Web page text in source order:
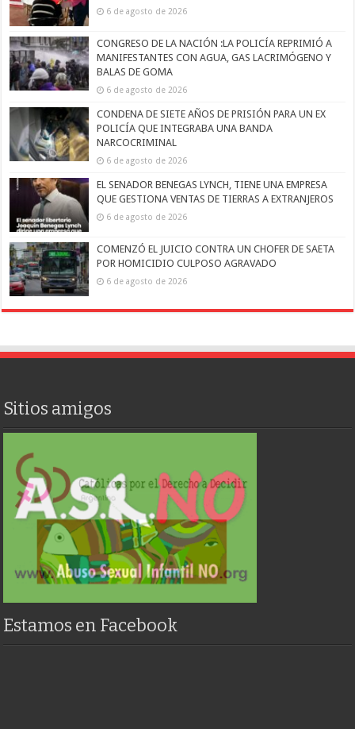
6 de agosto de 2026
CONGRESO DE LA NACIÓN :LA POLICÍA REPRIMIÓ A
MANIFESTANTES CON AGUA, GAS LACRIMÓGENO Y
BALAS DE GOMA
6 de agosto de 2026
CONDENA DE SIETE AÑOS DE PRISIÓN PARA UN EX
POLICÍA QUE INTEGRABA UNA BANDA
NARCOCRIMINAL
6 de agosto de 2026
EL SENADOR BENEGAS LYNCH, TIENE UNA EMPRESA
QUE GESTIONA VENTAS DE TIERRAS A EXTRANJEROS
6 de agosto de 2026
COMENZÓ EL JUICIO CONTRA UN CHOFER DE SAETA
POR HOMICIDIO CULPOSO AGRAVADO
6 de agosto de 2026
Sitios amigos
Estamos en Facebook